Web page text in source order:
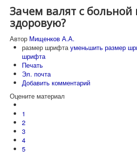
Зачем валят с больной
здоровую?
Автор Мищенков А.А.
размер шрифта уменьшить размер
шрифта
Печать
Эл. почта
Добавить комментарий
Оцените материал
1
2
3
4
5